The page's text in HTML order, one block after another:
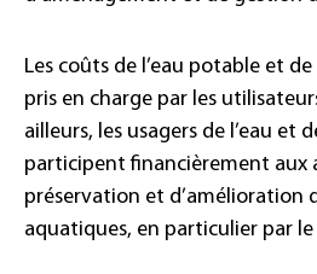
Les coûts de l’eau potable et
pris en charge par les
ailleurs, les usagers de l’eau et
participent financièrement aux
préservation et d’amélioration
aquatiques, en particulier par le